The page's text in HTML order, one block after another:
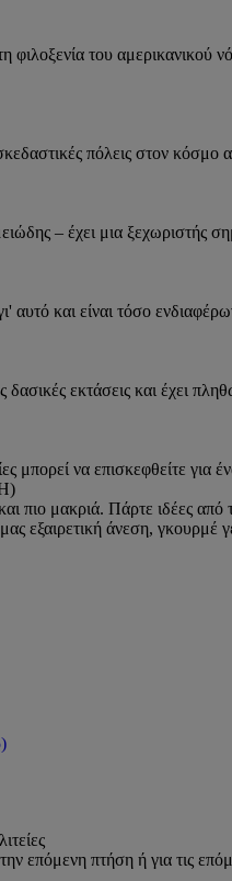
φιλοξενία του
πόλεις στον
– έχει μια ξεχωριστής
και είναι τόσο
δασικές εκτάσεις και έχει
μπορεί να επισκεφθείτε
πιο μακριά. Πάρτε ιδέες από
εξαιρετική άνεση,
επόμενη πτήση ή για τις